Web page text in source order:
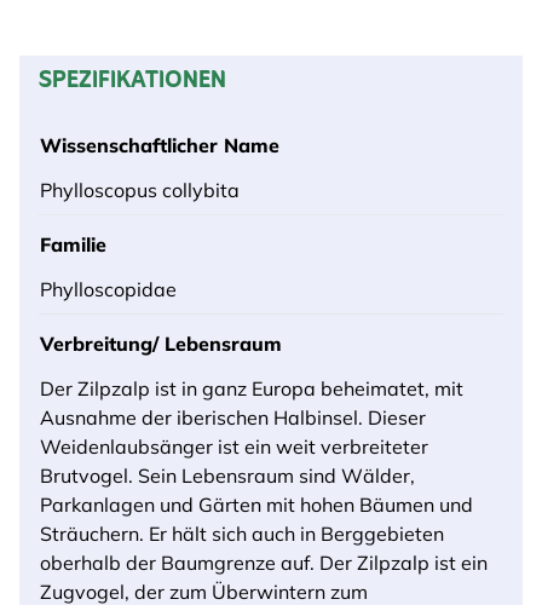
SPEZIFIKATIONEN
Wissenschaftlicher Name
Phylloscopus collybita
Familie
Phylloscopidae
Verbreitung/ Lebensraum
Der Zilpzalp ist in ganz Europa beheimatet, mit
Ausnahme der iberischen Halbinsel. Dieser
Weidenlaubsänger ist ein weit verbreiteter
Brutvogel. Sein Lebensraum sind Wälder,
Parkanlagen und Gärten mit hohen Bäumen und
Sträuchern. Er hält sich auch in Berggebieten
oberhalb der Baumgrenze auf. Der Zilpzalp ist ein
Zugvogel, der zum Überwintern zum